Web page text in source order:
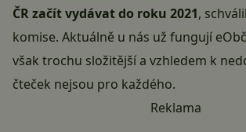
ČR začít vydávat do roku 2021,
komise. Aktuálně u nás už fungují
však trochu složitější a vzhledem k
čteček nejsou pro každého.
Reklama